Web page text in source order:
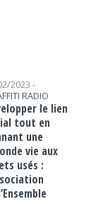
2023 -
RADIO
le lien
tout en
une
vie aux
usés :